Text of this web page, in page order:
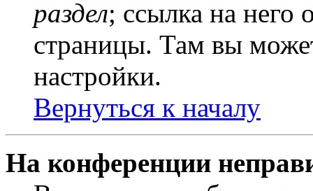
раздел; ссылка на него
страницы. Там вы
настройки.
Вернуться к началу
На конференции